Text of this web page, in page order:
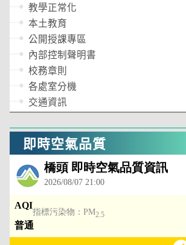
教學正常化
本土教育
公開授課專區
內部控制聲明書
校務章則
各處室分機
交通資訊
即時空氣品質